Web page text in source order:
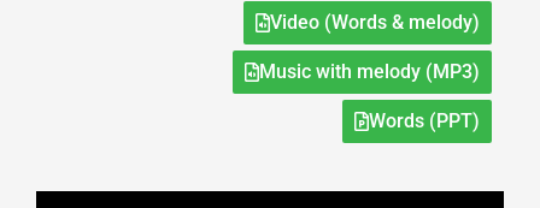
Video (Words & melody)
Music with melody (MP3)
Words (PPT)